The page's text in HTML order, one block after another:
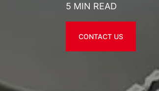
5 MIN READ
CONTACT US